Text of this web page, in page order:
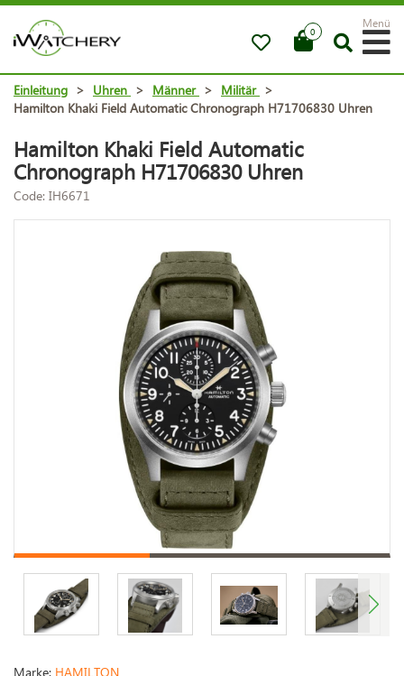
0
Menü
Einleitung > Uhren > Männer > Militär >
Hamilton Khaki Field Automatic Chronograph H71706830 Uhren
Hamilton Khaki Field Automatic
Chronograph H71706830 Uhren
Code: IH6671
Marke: HAMILTON